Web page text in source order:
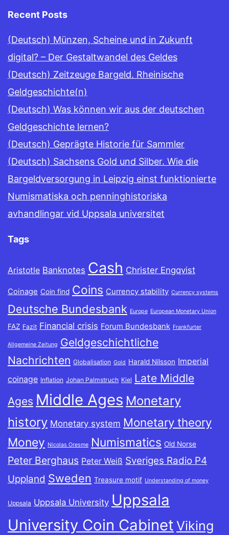
Recent Posts
(Deutsch) Münzen, Scheine und in Zukunft
digital? – Der Gestaltwandel des Geldes
(Deutsch) Zeitzeuge Bargeld. Rheinische
Geldgeschichte(n)
(Deutsch) Was können wir aus der deutschen
Geldgeschichte lernen?
(Deutsch) Geprägte Historie für Sammler
(Deutsch) Sachsens Gold und Silber. Wie die
Bargeldversorgung in Leipzig einst funktionierte
Numismatiska och penninghistoriska
avhandlingar vid Uppsala universitet
Tags
Aristotle Banknotes Cash Christer Engqvist
Coinage Coin find Coins Currency stability Currency systems
Deutsche Bundesbank Europe European Monetary Union
FAZ Fazit Financial crisis Forum Bundesbank Frankfurter
Allgemeine Zeitung Geldgeschichtliche
Nachrichten Globalisation Gold Harald Nilsson Imperial
coinage Inflation Johan Palmstruch Kiel Late Middle
Ages Middle Ages Monetary
history Monetary system Monetary theory
Money Nicolas Oresme Numismatics Old Norse
Peter Berghaus Peter Weiß Sveriges Radio P4
Uppland Sweden Treasure motif Understanding of money
Uppsala Uppsala University Uppsala
University Coin Cabinet Viking